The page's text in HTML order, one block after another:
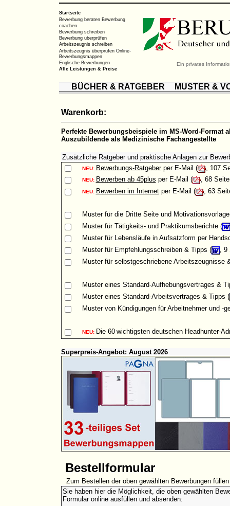
Startseite
Bewerbung beraten Bewerbung
coachen
Bewerbung schreiben
Bewerbung überprüfen
Arbeitszeugnis schreiben
Arbeitszeugnis überprüfen Online-
Bewerbungsmappen
Englische Bewerbungen
Alle Leistungen & Preise
Ein privates
BÜCHER & RATGEBER MUSTER &
Warenkorb:
Perfekte Bewerbungsbeispiele im MS-Word-Format
Auszubildende als Medizinische Fachangestellte
Zusätzliche Ratgeber und praktische Anlagen zur
NEU: Bewerbungs-Ratgeberper E-Mail ( , 107
NEU: Bewerben ab 45plus per E-Mail ( , 68
NEU: Bewerben im Internetper E-Mail ( , 63
Musterfür die Dritte Seite und
Musterfür Tätigkeits- und Praktikumsberichte (
Musterfür Lebensläufe in Aufsatzform per
Muster für Empfehlungsschreiben & Tipps (
, 9
Muster für selbstgeschriebene Arbeitszeugnisse
Muster eines Standard-Aufhebungsvertrages &
Muster eines Standard-Arbeitsvertrages & Tipps (
Muster von Kündigungen für Arbeitnehmer und -
NEU: Die 60 wichtigsten deutschen Headhunter-
Superpreis-Angebot: August 2026
Bestellformular
Zum Bestellen der oben gewählten Bewerbungen
Sie haben hier die Möglichkeit, die oben gewählten
Formular online ausfüllen und absenden: